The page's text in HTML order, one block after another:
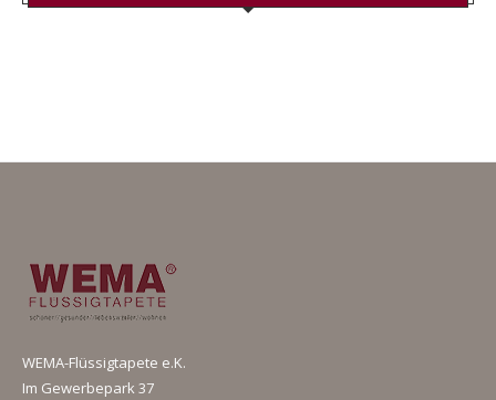
WEMA-Flüssigtapete e.K.
Im Gewerbepark 37